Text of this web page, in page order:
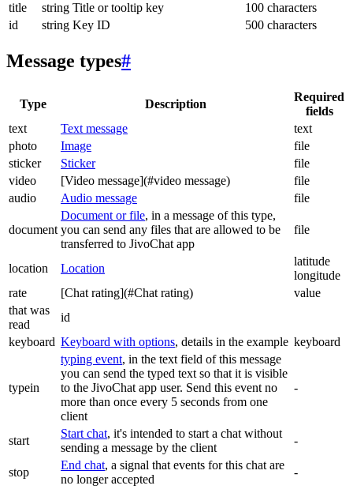
title
string Title or tooltip key
100 characters
id
string Key ID 500 characters
Message types#
Type Description
Required
fields
text
Text message
text
photo
Image
file
sticker
Sticker
file
video
[Video message](#video message)
file
audio
Audio message file
document
Document or file, in a message of this type,
you can send any files that are allowed to be
transferred to JivoChat app
file
location Location
latitude
longitude
rate
[Chat rating](#Chat rating)
value
that was
read
id
keyboard Keyboard with options, details in the example keyboard
typein
typing event, in the text field of this message
you can send the typed text so that it is visible
to the JivoChat app user. Send this event no
more than once every 5 seconds from one
client
-
start
Start chat, it's intended to start a chat without
sending a message by the client
-
stop
End chat, a signal that events for this chat are
no longer accepted
-